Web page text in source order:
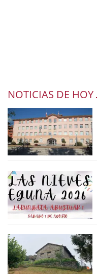
NOTICIAS DE HOY